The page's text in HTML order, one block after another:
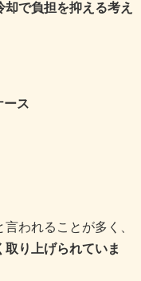
却で負担を抑える考え
ース
われることが多く、
り上げられていま